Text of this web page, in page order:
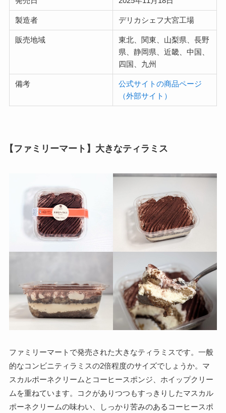
製造者 デリカシェフ大宮工場
販売地域
東北、関東、山梨県、長野
県、静岡県、近畿、中国、
四国、九州
備考
公式サイトの商品ページ
（外部サイト）
【ファミリーマート】大きなティラミス
ファミリーマートで発売された大きなティラミスです。一般
的なコンビニティラミスの2倍程度のサイズでしょうか。マ
スカルポーネクリームとコーヒースポンジ、ホイップクリー
ムを重ねています。コクがありつつもすっきりしたマスカル
ポーネクリームの味わい、しっかり苦みのあるコーヒースポ